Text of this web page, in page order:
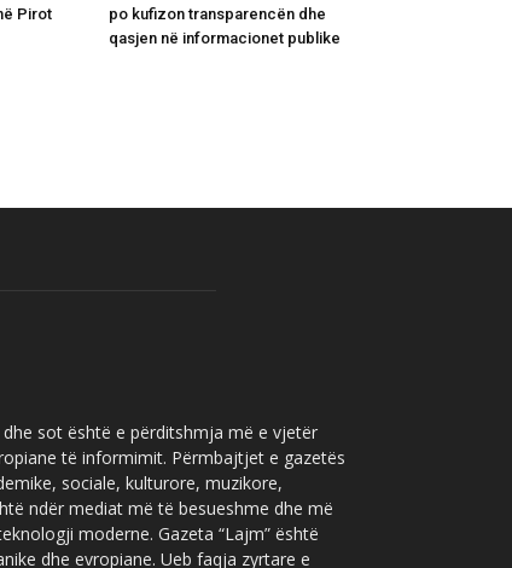
Pirot
po kufizon transparencën dhe
qasjen në informacionet publike
sot është e përditshmja më e vjetër
të informimit. Përmbajtjet e gazetës
sociale, kulturore, muzikore,
ndër mediat më të besueshme dhe më
moderne. Gazeta “Lajm” është
dhe evropiane. Ueb faqja zyrtare e